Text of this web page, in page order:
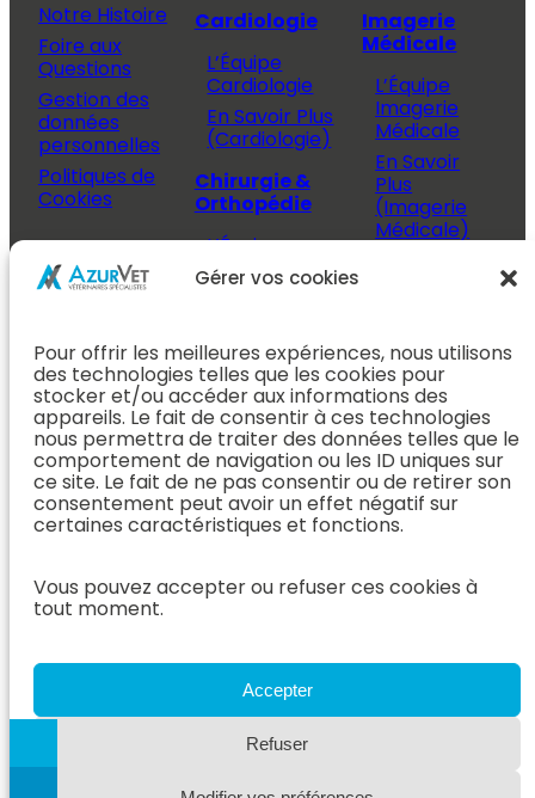
Gérer vos cookies
Pour offrir les meilleures expériences, nous utilisons
des technologies telles que les cookies pour
stocker et/ou accéder aux informations des
appareils. Le fait de consentir à ces technologies
nous permettra de traiter des données telles que le
comportement de navigation ou les ID uniques sur
ce site. Le fait de ne pas consentir ou de retirer son
consentement peut avoir un effet négatif sur
certaines caractéristiques et fonctions.
Vous pouvez accepter ou refuser ces cookies à
tout moment.
Accepter
Refuser
Notre Histoire
Foire aux
Questions
Gestion des
données
personnelles
Politiques de
Cookies
Propriétaire
Prendre
rendez-vous
Après mon
rendez-vous
Espace
Vétérinaire
cas
Nous rejoindre
AzurVet
Cardiologie
L’Équipe
Cardiologie
En Savoir Plus
(Cardiologie)
Chirurgie &
Orthopédie
L’Équipe
Chirurgie &
Orthopédie
(Chirurgie &
Orthopédie)
Dentisterie &
ORL
L’Équipe
Dentisterie &
ORL
(Dentisterie &
ORL)
L’Équipe
Hospitalisation
En Savoir Plus
(Hospitalisation)
Imagerie
Médicale
L’Équipe
Imagerie
Médicale
En Savoir
Plus
(Imagerie
Médicale)
Médecine
Interne
En Savoir
Plus
(Médecine
Interne)
Neurologie
Neurologie
(Neurologie)